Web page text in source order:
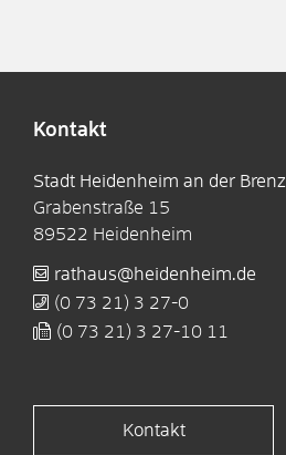
Kontakt
Stadt Heidenheim an der Brenz
Grabenstraße 15
89522 Heidenheim
rathaus@heidenheim.de
(0 73 21) 3 27-0
(0 73 21) 3 27-10 11
Kontakt